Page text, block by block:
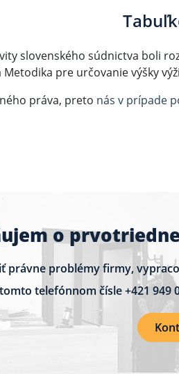
slovenského súdnictva boli
pre určovanie výšky
práva, preto nás v prípade
o
právne problémy firmy,
telefónnom čísle+421 949